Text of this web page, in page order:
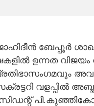
ബേപ്പൂർ ശാഖ
ഉന്നത വിജയം
വളപ്പിൽ